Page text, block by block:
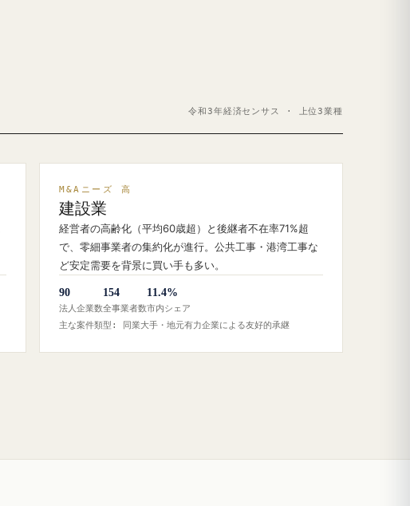
令和3年経済センサス · 上位3業種
M&Aニーズ 高
建設業
経営者の高齢化（平均60歳超）と後継者不在率71%超
で、零細事業者の集約化が進行。公共工事・港湾工事な
ど安定需要を背景に買い手も多い。
90
法人企業数
154
全事業者数
11.4%
市内シェア
主な案件類型: 同業大手・地元有力企業による友好的承継